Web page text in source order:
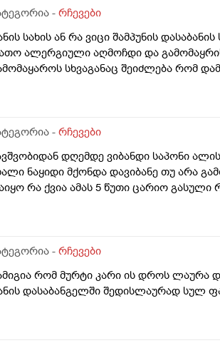
- რჩევები
სახის ან რა ვიცი შამპუნის
ალერგიული აღმოჩდი და
სხვაგანაც შეიძლება რომ
- რჩევები
დღემდე ვიბანდი საპონი
ნაყიდი მქონდა დავიბანე თუ არა
რა ქვია ამას 5 წუთი ცარიო გასული
- რჩევები
რომ მურტი კარი ის დროს ლაურა
დასაბანგელში შედისლაურად სულ